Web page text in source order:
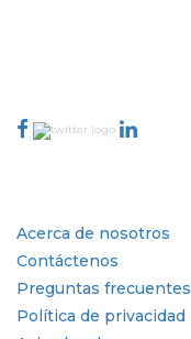
Acerca de nosotros
Contáctenos
Preguntas frecuentes
Política de privacidad